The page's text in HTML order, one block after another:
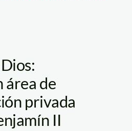
área de
privada
II